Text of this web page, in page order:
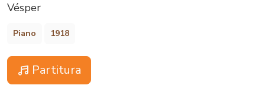
Vésper
Piano 1918
Partitura